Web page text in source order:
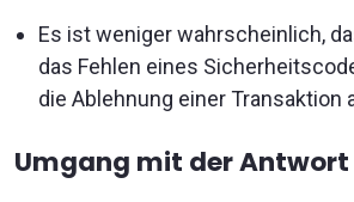
Es ist weniger wahrscheinlich,
das Fehlen eines
die Ablehnung einer Transaktion
Umgang mit der Antwort